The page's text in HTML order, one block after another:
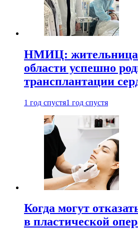
НМИЦ: жительница
области успешно
трансплантации
1 год спустя1 год спустя
Когда могут
в пластической